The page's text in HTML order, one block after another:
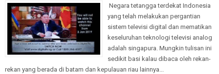
Negara tetangga terdekat Indonesia
yang telah melakukan pergantian
sistem televisi digital dan mematikan
keseluruhan teknologi televisi analog
adalah singapura. Mungkin tulisan ini
sedikit basi kalau dibaca oleh rekan-
rekan yang berada di batam dan kepulauan riau lainnya...